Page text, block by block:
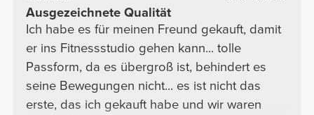
Ausgezeichnete Qualität
Ich habe es für meinen Freund gekauft, damit
er ins Fitnessstudio gehen kann... tolle
Passform, da es übergroß ist, behindert es
seine Bewegungen nicht... es ist nicht das
erste, das ich gekauft habe und wir waren